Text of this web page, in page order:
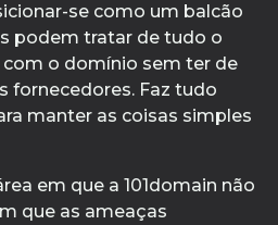
se como um balcão
podem tratar de tudo o
o domínio sem ter de
fornecedores. Faz tudo
manter as coisas simples
em que a 101domain não
que as ameaças